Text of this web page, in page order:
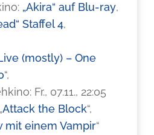
„Akira“ auf Blu-ray,
Staffel 4,
(mostly) – One
“,
Fr., 07.11., 22:05
Attack the Block“,
mit einem Vampir“